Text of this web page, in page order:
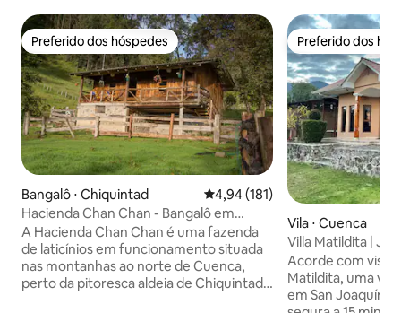
Preferido dos hóspedes
Preferido dos hóspedes
Bangalô ⋅ Chiquintad 4,94 de uma avaliação média de
4,94 (181)
Hacienda Chan Chan - Bangalô em
fazenda
A Hacienda Chan Chan é uma fazenda
de laticínios em funcionamento situada
nas montanhas ao norte de Cuenca,
perto da pitoresca aldeia de Chiquintad.
Preferido dos
Preferido dos
Vila ⋅ Cuenca
Villa Matildita |
churrasqueira
Acorde com
Matildita, uma
em San Joaquín